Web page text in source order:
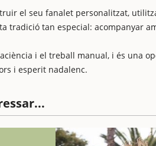
el seu fanalet personalitzat,
tradició tan especial: acompanyar
i el treball manual, i és una
i esperit nadalenc.